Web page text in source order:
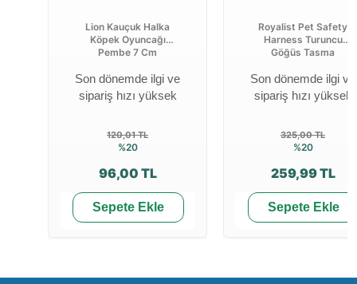
Lion Kauçuk Halka
Köpek Oyuncağı
Pembe 7 Cm
Son dönemde ilgi ve
sipariş hızı yüksek
120,01 TL
%20
96,00 TL
Sepete Ekle
Royalist Pet Safety
Harness Turuncu
Göğüs Tasma
Son dönemde ilgi ve
sipariş hızı yüksek
325,00 TL
%20
259,99 TL
Sepete Ekle